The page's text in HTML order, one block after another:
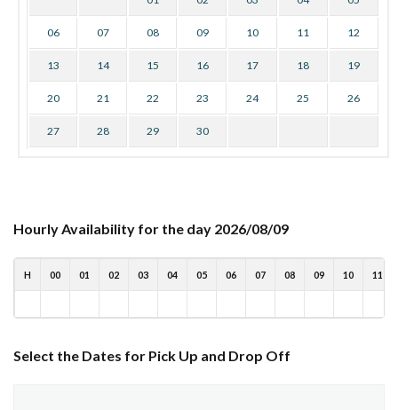
06 07 08 09 10 11 12
13 14 15 16 17 18 19
20 21 22 23 24 25 26
27 28 29 30
Hourly Availability for the day 2026/08/09
H 00 01 02 03 04 05 06 07 08 09 10 11
Select the Dates for Pick Up and Drop Off